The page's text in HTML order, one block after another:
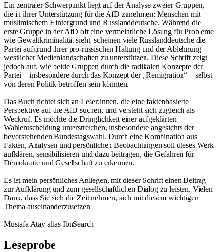
Ein zentraler Schwerpunkt liegt auf der Analyse zweier Gruppen,
die in ihrer Unterstützung für die AfD zunehmen: Menschen mit
muslimischem Hintergrund und Russlanddeutsche. Während die
erste Gruppe in der AfD oft eine vermeintliche Lösung für Probleme
wie Gewaltkriminalität sieht, scheinen viele Russlanddeutsche die
Partei aufgrund ihrer pro-russischen Haltung und der Ablehnung
westlicher Medienlandschaften zu unterstützen. Diese Schrift zeigt
jedoch auf, wie beide Gruppen durch die radikalen Konzepte der
Partei – insbesondere durch das Konzept der „Remigration“ – selbst
von deren Politik betroffen sein könnten.
Das Buch richtet sich an Leser:innen, die eine faktenbasierte
Perspektive auf die AfD suchen, und versteht sich zugleich als
Weckruf. Es möchte die Dringlichkeit einer aufgeklärten
Wahlentscheidung unterstreichen, insbesondere angesichts der
bevorstehenden Bundestagswahl. Durch eine Kombination aus
Fakten, Analysen und persönlichen Beobachtungen soll dieses Werk
aufklären, sensibilisieren und dazu beitragen, die Gefahren für
Demokratie und Gesellschaft zu erkennen.
Es ist mein persönliches Anliegen, mit dieser Schrift einen Beitrag
zur Aufklärung und zum gesellschaftlichen Dialog zu leisten. Vielen
Dank, dass Sie sich die Zeit nehmen, sich mit diesem wichtigen
Thema auseinanderzusetzen.
Mustafa Atay alias IbnSearch
Leseprobe